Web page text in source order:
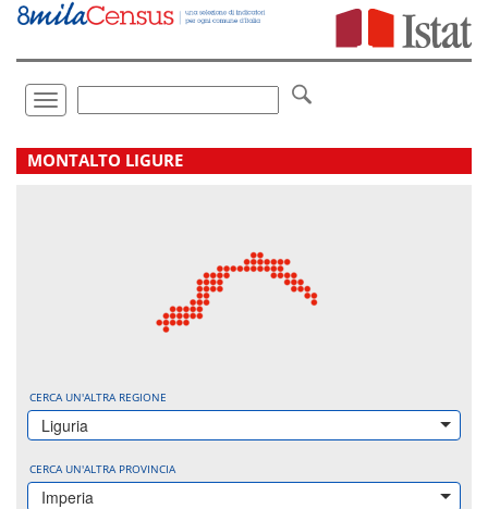
Vai
direttamente
Toggle
navigation
.
MONTALTO LIGURE
CERCA UN'ALTRA REGIONE
Liguria
CERCA UN'ALTRA PROVINCIA
Imperia